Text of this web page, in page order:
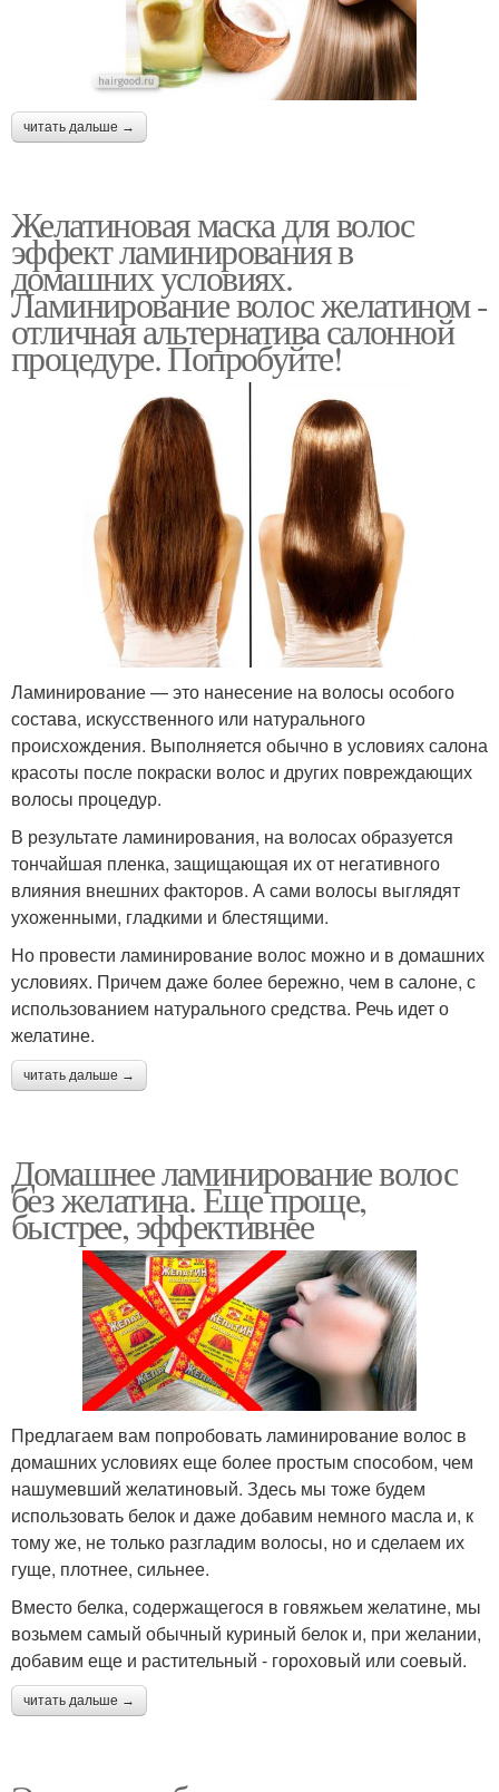
читать дальше →
Желатиновая маска для волос
эффект ламинирования в
домашних условиях.
Ламинирование волос желатином -
отличная альтернатива салонной
процедуре. Попробуйте!
Ламинирование — это нанесение на волосы особого
состава, искусственного или натурального
происхождения. Выполняется обычно в условиях салона
красоты после покраски волос и других повреждающих
волосы процедур.
В результате ламинирования, на волосах образуется
тончайшая пленка, защищающая их от негативного
влияния внешних факторов. А сами волосы выглядят
ухоженными, гладкими и блестящими.
Но провести ламинирование волос можно и в домашних
условиях. Причем даже более бережно, чем в салоне, с
использованием натурального средства. Речь идет о
желатине.
читать дальше →
Домашнее ламинирование волос
без желатина. Еще проще,
быстрее, эффективнее
Предлагаем вам попробовать ламинирование волос в
домашних условиях еще более простым способом, чем
нашумевший желатиновый. Здесь мы тоже будем
использовать белок и даже добавим немного масла и, к
тому же, не только разгладим волосы, но и сделаем их
гуще, плотнее, сильнее.
Вместо белка, содержащегося в говяжьем желатине, мы
возьмем самый обычный куриный белок и, при желании,
добавим еще и растительный - гороховый или соевый.
читать дальше →